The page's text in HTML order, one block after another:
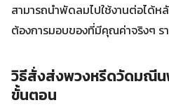
สามารถนำพัดลมไปใช้งานต่อได้ห
ต้องการมอบของที่มีคุณค่าจริงๆ ร
วิธีสั่งส่งพวงหรีดวัดมณีน
ขั้นตอน